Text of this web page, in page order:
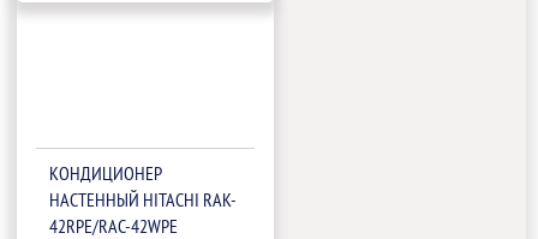
КОНДИЦИОНЕР
НАСТЕННЫЙ HITACHI RAK-
42RPE/RAC-42WPE